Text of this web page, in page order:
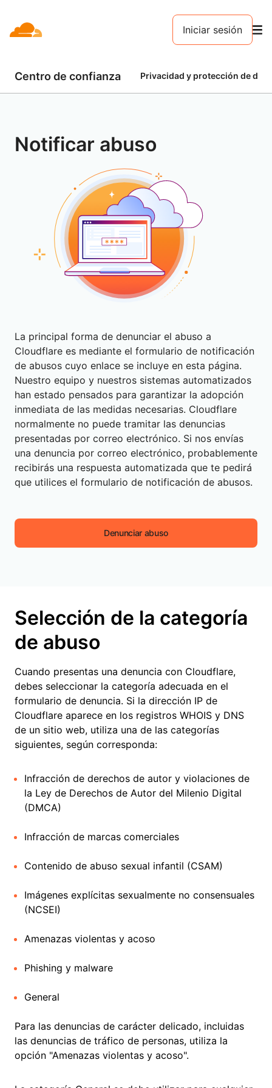
Iniciar sesión
Centro de confianza Privacidad y protección de
Notificar abuso
La principal forma de denunciar el abuso a
Cloudflare es mediante el formulario de notificación
de abusos cuyo enlace se incluye en esta página.
Nuestro equipo y nuestros sistemas automatizados
han estado pensados para garantizar la adopción
inmediata de las medidas necesarias. Cloudflare
normalmente no puede tramitar las denuncias
presentadas por correo electrónico. Si nos envías
una denuncia por correo electrónico, probablemente
recibirás una respuesta automatizada que te pedirá
que utilices el formulario de notificación de abusos.
Denunciar abuso
Selección de la categoría
de abuso
Cuando presentas una denuncia con Cloudflare,
debes seleccionar la categoría adecuada en el
formulario de denuncia. Si la dirección IP de
Cloudflare aparece en los registros WHOIS y DNS
de un sitio web, utiliza una de las categorías
siguientes, según corresponda:
Infracción de derechos de autor y violaciones de
la Ley de Derechos de Autor del Milenio Digital
(DMCA)
Infracción de marcas comerciales
Contenido de abuso sexual infantil (CSAM)
Imágenes explícitas sexualmente no consensuales
(NCSEI)
Amenazas violentas y acoso
Phishing y malware
General
Para las denuncias de carácter delicado, incluidas
las denuncias de tráfico de personas, utiliza la
opción "Amenazas violentas y acoso".